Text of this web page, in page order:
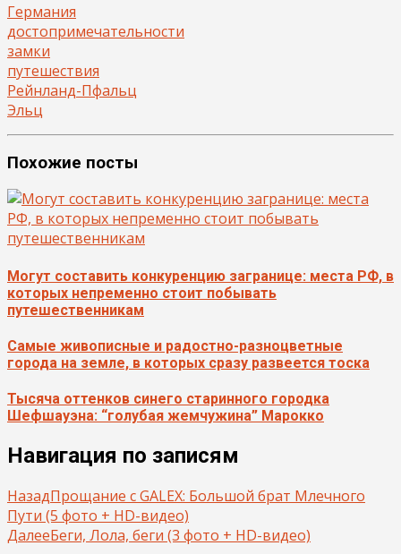
Германия
достопримечательности
замки
путешествия
Рейнланд-Пфальц
Эльц
Похожие посты
Могут составить конкуренцию загранице: места РФ, в
которых непременно стоит побывать
путешественникам
Самые живописные и радостно-разноцветные
города на земле, в которых сразу развеется тоска
Тысяча оттенков синего старинного городка
Шефшауэна: “голубая жемчужина” Марокко
Навигация по записям
НазадПрощание с GALEX: Большой брат Млечного
Пути (5 фото + HD-видео)
ДалееБеги, Лола, беги (3 фото + HD-видео)